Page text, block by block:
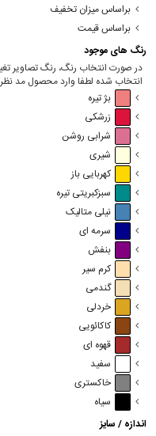
براساس میزان تخفیف
براساس قیمت
رنگ های موجود
در صورت انتخاب رنگ، رنگ تصاویر
انتخاب شده لطفا وارد محصول مد
بژ تیره
زرشکی
شرابی روشن
شیری
کهربایی باز
سبزکبریتی تیره
نیلی متالیک
سرمه ای
بنفش
کرم سیر
گندمی
خردلی
کاکائویی
قهوه ای
سفید
خاکستری
سیاه
اندازه / سایز